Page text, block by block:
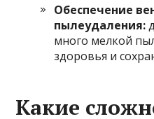
Обеспечение
пылеудаления:
много мелкой
здоровья и
Какие